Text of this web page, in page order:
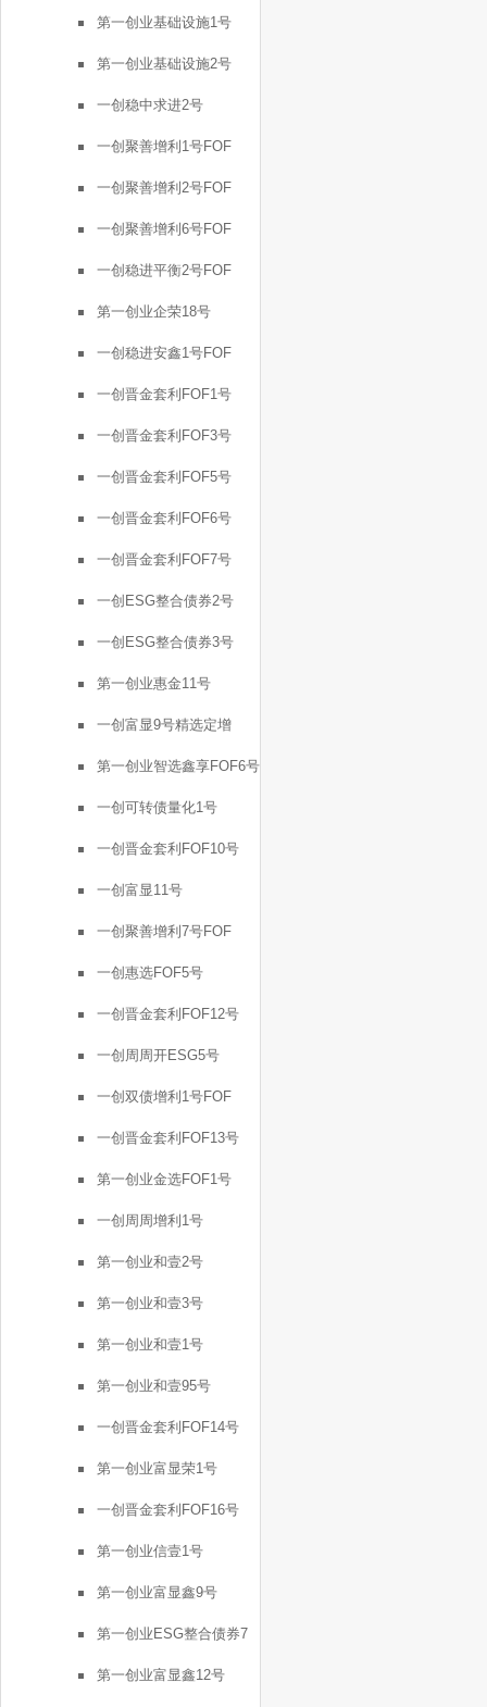
第一创业基础设施1号
第一创业基础设施2号
一创稳中求进2号
一创聚善增利1号FOF
一创聚善增利2号FOF
一创聚善增利6号FOF
一创稳进平衡2号FOF
第一创业企荣18号
一创稳进安鑫1号FOF
一创晋金套利FOF1号
一创晋金套利FOF3号
一创晋金套利FOF5号
一创晋金套利FOF6号
一创晋金套利FOF7号
一创ESG整合债券2号
一创ESG整合债券3号
第一创业惠金11号
一创富显9号精选定增
第一创业智选鑫享FOF6号
一创可转债量化1号
一创晋金套利FOF10号
一创富显11号
一创聚善增利7号FOF
一创惠选FOF5号
一创晋金套利FOF12号
一创周周开ESG5号
一创双债增利1号FOF
一创晋金套利FOF13号
第一创业金选FOF1号
一创周周增利1号
第一创业和壹2号
第一创业和壹3号
第一创业和壹1号
第一创业和壹95号
一创晋金套利FOF14号
第一创业富显荣1号
一创晋金套利FOF16号
第一创业信壹1号
第一创业富显鑫9号
第一创业ESG整合债券7
号
第一创业富显鑫12号